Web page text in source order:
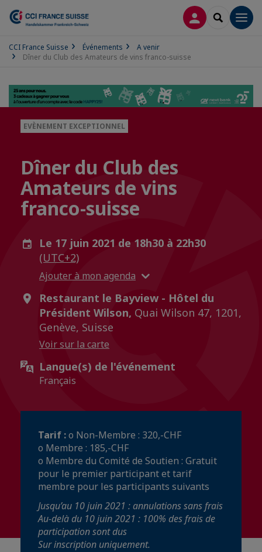
CONNEXION
CCI France Suisse Événements
A venir
Dîner du Club des Amateurs de vins franco-suisse
EVÈNEMENT EXCEPTIONNEL
Dîner du Club des
Amateurs de vins
franco-suisse
Le 17 juin 2021 de 18h30 à 22h30
(UTC+2)
Ajouter à mon agenda
Restaurant le Bayview - Hôtel du
Président Wilson, Quai Wilson 47, 1201,
Genève, Suisse
Voir sur la carte
Langue(s) de l'événement
Français
Tarif :o Non-Membre : 320,-CHF
o Membre : 185,-CHF
o Membre du Comité de Soutien : Gratuit
pour le premier participant et tarif
membre pour les participants suivants
Jusqu’au 10 juin 2021 : annulations sans frais
Au-delà du 10 juin 2021 : 100% des frais de
participation sont dus
Sur inscription uniquement.